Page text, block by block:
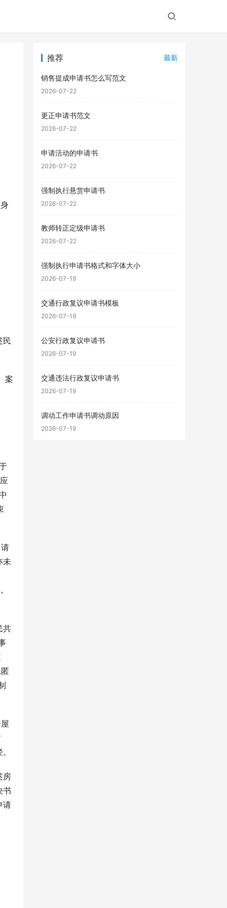
民
案
未
共
房
书
请
推荐 最新
销售提成申请书怎么写范文
2026-07-22
更正申请书范文
2026-07-22
申请活动的申请书
2026-07-22
强制执行悬赏申请书
2026-07-22
教师转正定级申请书
2026-07-22
强制执行申请书格式和字体大小
2026-07-19
交通行政复议申请书模板
2026-07-19
公安行政复议申请书
2026-07-19
交通违法行政复议申请书
2026-07-19
调动工作申请书调动原因
2026-07-19